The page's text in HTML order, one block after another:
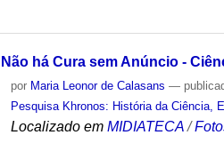
Não há Cura sem Anúncio -
por Maria Leonor de Calasans —
Pesquisa Khronos: História da Ciência,
Localizado em MIDIATECA /